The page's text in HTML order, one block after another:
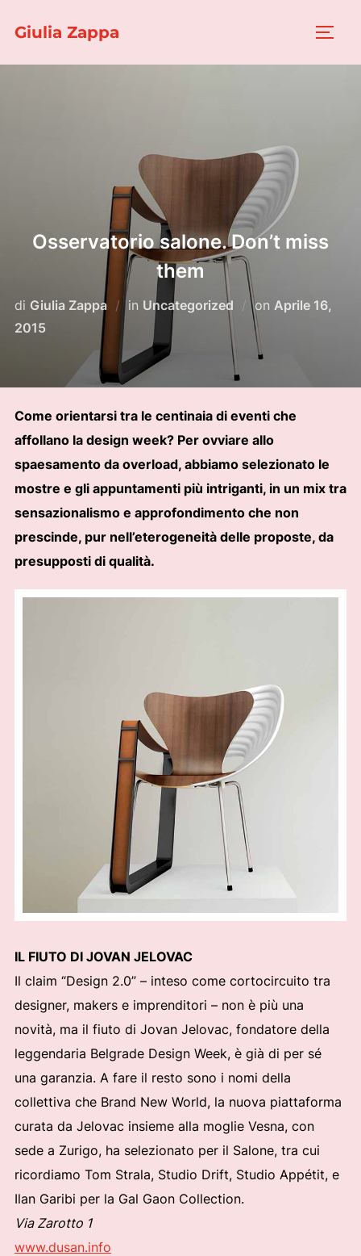
Giulia Zappa
Osservatorio salone. Don’t miss
them
di Giulia Zappa in Uncategorized on Pubblicato
Aprile 16,
2015
Come orientarsi tra le centinaia di eventi che
affollano la design week? Per ovviare allo
spaesamento da overload, abbiamo selezionato le
mostre e gli appuntamenti più intriganti, in un mix tra
sensazionalismo e approfondimento che non
prescinde, pur nell’eterogeneità delle proposte, da
presupposti di qualità.
IL FIUTO DI JOVAN JELOVAC
Il claim “Design 2.0” – inteso come cortocircuito tra
designer, makers e imprenditori – non è più una
novità, ma il fiuto di Jovan Jelovac, fondatore della
leggendaria Belgrade Design Week, è già di per sé
una garanzia. A fare il resto sono i nomi della
collettiva che Brand New World, la nuova piattaforma
curata da Jelovac insieme alla moglie Vesna, con
sede a Zurigo, ha selezionato per il Salone, tra cui
ricordiamo Tom Strala, Studio Drift, Studio Appétit, e
Ilan Garibi per la Gal Gaon Collection.
Via Zarotto 1
www.dusan.info